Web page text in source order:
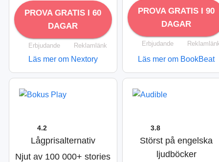
PROVA GRATIS I 60
DAGAR
Erbjudande Reklamlänk
Läs mer om Nextory
PROVA GRATIS I 90
DAGAR
Erbjudande
Läs mer om BookBeat
4.2
Lågprisalternativ
Njut av 100 000+ stories
3.8
Störst på engelska
ljudböcker